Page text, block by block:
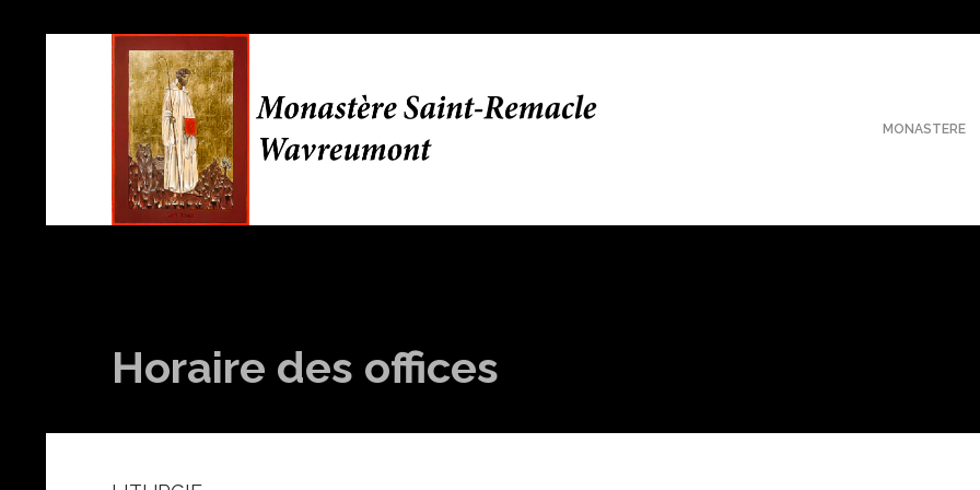
MONASTERE
Horaire des offices